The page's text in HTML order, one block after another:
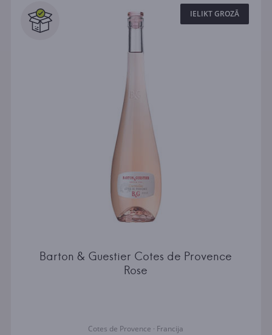
Visi IELIKT GROZĀ
Barton & Guestier Cotes de Provence
Rose
Cotes de Provence · Francija